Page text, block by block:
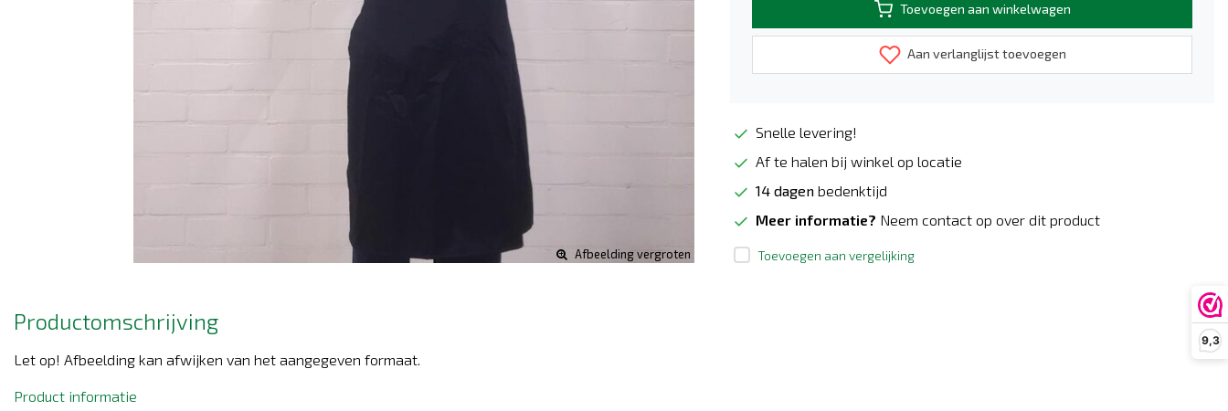
9,3
Afbeelding vergroten
Toevoegen aan winkelwagen
Aan verlanglijst toevoegen
Snelle levering!
Af te halen bij winkel op locatie
14 dagen bedenktijd
Meer informatie? Neem contact op over dit product
Toevoegen aan vergelijking
Productomschrijving
Let op! Afbeelding kan afwijken van het aangegeven formaat.
Product informatie